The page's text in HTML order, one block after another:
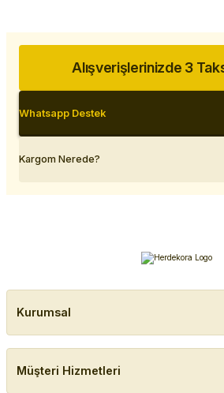
Alışverişlerinizde 3
Whatsapp Destek
Kargom Nerede?
Kurumsal
Müşteri Hizmetleri